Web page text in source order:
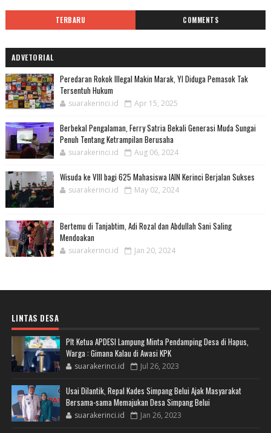
TERBARU COMMENTS
ADVETORIAL
Peredaran Rokok Illegal Makin Marak, YI Diduga Pemasok Tak
Tersentuh Hukum
suarakerinci.id Apr 15, 2025
Berbekal Pengalaman, Ferry Satria Bekali Generasi Muda Sungai
Penuh Tentang Ketrampilan Berusaha
suarakerinci.id Aug 06, 2024
Wisuda ke VIII bagi 625 Mahasiswa IAIN Kerinci Berjalan Sukses
suarakerinci.id May 02, 2024
Bertemu di Tanjabtim, Adi Rozal dan Abdullah Sani Saling
Mendoakan
suarakerinci.id Jan 20, 2024
LINTAS DESA
Plt Ketua APDESI Lampung Minta Pendamping Desa di Hapus,
Warga : Gimana Kalau di Awasi KPK
suarakerinci.id Jul 26, 2023
Usai Dilantik, Repal Kades Simpang Belui Ajak Masyarakat
Bersama-sama Memajukan Desa Simpang Belui
suarakerinci.id Jan 26, 2023